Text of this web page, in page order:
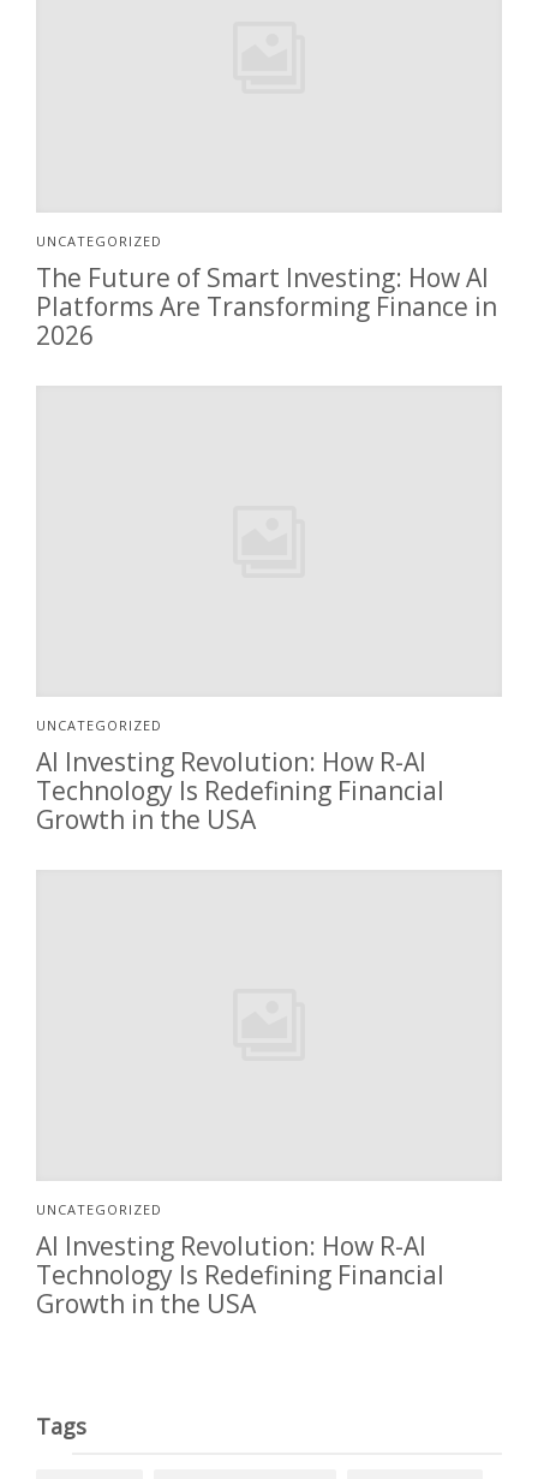
UNCATEGORIZED
The Future of Smart Investing: How AI
Platforms Are Transforming Finance in
2026
UNCATEGORIZED
AI Investing Revolution: How R-AI
Technology Is Redefining Financial
Growth in the USA
UNCATEGORIZED
AI Investing Revolution: How R-AI
Technology Is Redefining Financial
Growth in the USA
Tags